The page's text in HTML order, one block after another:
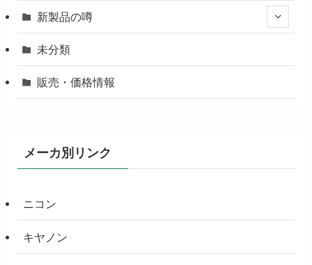
新製品の噂
未分類
販売・価格情報
メーカ別リンク
ニコン
キヤノン